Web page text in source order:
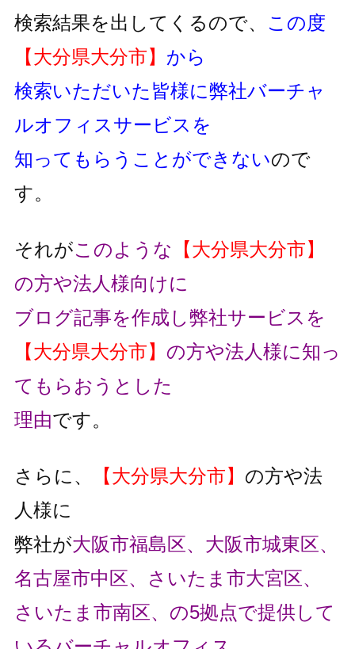
検索結果を出してくるので、 この度
【大分県大分市】 から
検索いただいた皆様に弊社バーチャ
ルオフィスサービスを
知ってもらうことができないので
す。
それがこのような
【大分県大分市】
の方や法人様向けに
ブログ記事を作成し弊社サービスを
【大分県大分市】 の方や法人様に知っ
てもらおうとした
理由です。
さらに、 【大分県大分市】 の方や法
人様に
弊社が大阪市福島区、大阪市城東区、
名古屋市中区、さいたま市大宮区、
さいたま市南区、の5拠点で提供して